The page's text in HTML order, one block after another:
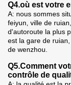
Q4.où est votre
A: nous sommes
feiyun, ville de
d'autoroute la plus
est la gare de
de wenzhou.
Q5.Comment
contrôle de